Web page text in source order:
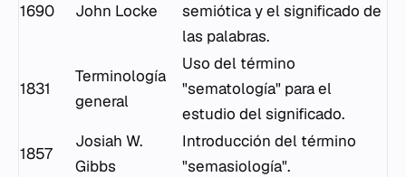
1690 John Locke
semiótica y el significado de
las palabras.
1831
Terminología
general
Uso del término
"sematología" para el
estudio del significado.
1857
Josiah W.
Gibbs
Introducción del término
"semasiología".